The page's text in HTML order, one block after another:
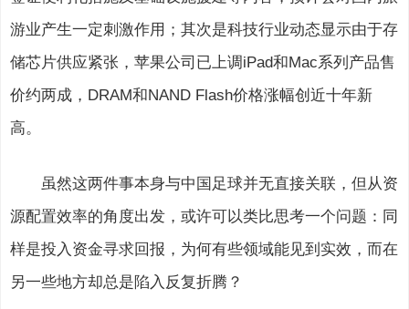
游业产生一定刺激作用；其次是科技行业动态显示由于存
储芯片供应紧张，苹果公司已上调iPad和Mac系列产品售
价约两成，DRAM和NAND Flash价格涨幅创近十年新
高。
虽然这两件事本身与中国足球并无直接关联，但从资
源配置效率的角度出发，或许可以类比思考一个问题：同
样是投入资金寻求回报，为何有些领域能见到实效，而在
另一些地方却总是陷入反复折腾？